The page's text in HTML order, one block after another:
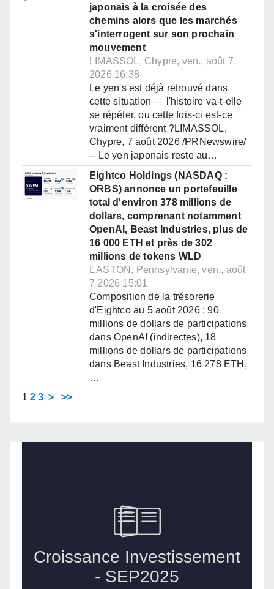
japonais à la croisée des
chemins alors que les marchés
s'interrogent sur son prochain
mouvement
LIMASSOL, Chypre, ven., août 7
2026 16:38
Le yen s'est déjà retrouvé dans
cette situation — l'histoire va-t-elle
se répéter, ou cette fois-ci est-ce
vraiment différent ?LIMASSOL,
Chypre, 7 août 2026 /PRNewswire/
-- Le yen japonais reste au…
Eightco Holdings (NASDAQ :
ORBS) annonce un portefeuille
total d'environ 378 millions de
dollars, comprenant notamment
OpenAI, Beast Industries, plus de
16 000 ETH et près de 302
millions de tokens WLD
EASTON, Pennsylvanie, ven., août
7 2026 15:01
Composition de la trésorerie
d'Eightco au 5 août 2026 : 90
millions de dollars de participations
dans OpenAI (indirectes), 18
millions de dollars de participations
dans Beast Industries, 16 278 ETH,
…
1 2 3 > >>